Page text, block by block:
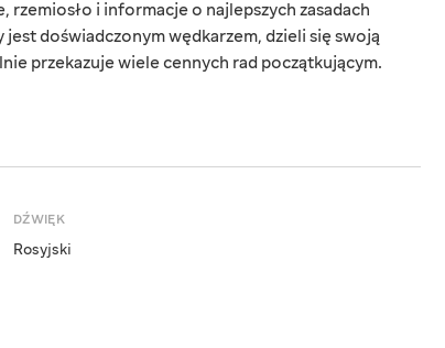
rzemiosło i informacje o najlepszych zasadach
doświadczonym wędkarzem, dzieli się swoją
przekazuje wiele cennych rad początkującym.
DŹWIĘK
Rosyjski